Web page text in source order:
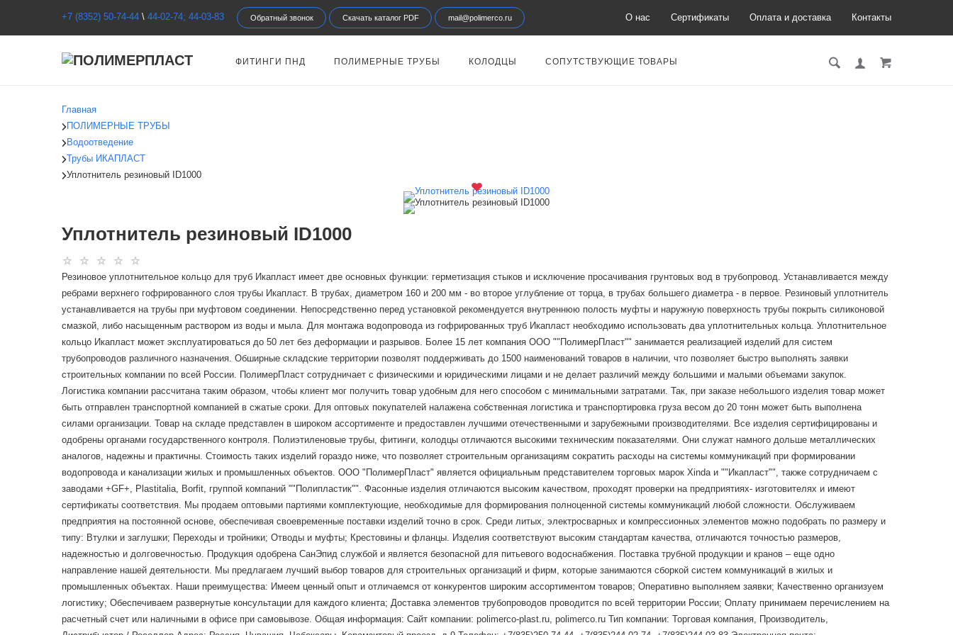
+7 (8352) 50-74-44 \ 44-02-74; 44-03-83 Обратный звонок Скачать каталог PDF mail@polimerco.ru О нас Сертификаты Оплата и доставка Контакты
ФИТИНГИ ПНД ПОЛИМЕРНЫЕ ТРУБЫ КОЛОДЦЫ СОПУТСТВУЮЩИЕ ТОВАРЫ
Главная
ПОЛИМЕРНЫЕ ТРУБЫ
Водоотведение
Трубы ИКАПЛАСТ
Уплотнитель резиновый ID1000
Уплотнитель резиновый ID1000
Резиновое уплотнительное кольцо для труб Икапласт имеет две основных функции: герметизация стыков и исключение просачивания грунтовых вод в трубопровод. Устанавливается между
ребрами верхнего гофрированного слоя трубы Икапласт. В трубах, диаметром 160 и 200 мм - во второе углубление от торца, в трубах большего диаметра - в первое. Резиновый уплотнитель
устанавливается на трубы при муфтовом соединении. Непосредственно перед установкой рекомендуется внутреннюю полость муфты и наружную поверхность трубы покрыть силиконовой
смазкой, либо насыщенным раствором из воды и мыла. Для монтажа водопровода из гофрированных труб Икапласт необходимо использовать два уплотнительных кольца. Уплотнительное
кольцо Икапласт может эксплуатироваться до 50 лет без деформации и разрывов. Более 15 лет компания ООО ""ПолимерПласт"" занимается реализацией изделий для систем
трубопроводов различного назначения. Обширные складские территории позволят поддерживать до 1500 наименований товаров в наличии, что позволяет быстро выполнять заявки
строительных компании по всей России. ПолимерПласт сотрудничает с физическими и юридическими лицами и не делает различий между большими и малыми объемами закупок.
Логистика компании рассчитана таким образом, чтобы клиент мог получить товар удобным для него способом с минимальными затратами. Так, при заказе небольшого изделия товар может
быть отправлен транспортной компанией в сжатые сроки. Для оптовых покупателей налажена собственная логистика и транспортировка груза весом до 20 тонн может быть выполнена
силами организации. Товар на складе представлен в широком ассортименте и предоставлен лучшими отечественными и зарубежными производителями. Все изделия сертифицированы и
одобрены органами государственного контроля. Полиэтиленовые трубы, фитинги, колодцы отличаются высокими техническим показателями. Они служат намного дольше металлических
аналогов, надежны и практичны. Стоимость таких изделий гораздо ниже, что позволяет строительным организациям сократить расходы на системы коммуникаций при формировании
водопровода и канализации жилых и промышленных объектов. ООО "ПолимерПласт" является официальным представителем торговых марок Xinda и ""Икапласт"", также сотрудничаем с
заводами +GF+, Plastitalia, Borfit, группой компаний ""Полипластик"". Фасонные изделия отличаются высоким качеством, проходят проверки на предприятиях- изготовителях и имеют
сертификаты соответствия. Мы продаем оптовыми партиями комплектующие, необходимые для формирования полноценной системы коммуникаций любой сложности. Обслуживаем
предприятия на постоянной основе, обеспечивая своевременные поставки изделий точно в срок. Среди литых, электросварных и компрессионных элементов можно подобрать по размеру и
типу: Втулки и заглушки; Переходы и тройники; Отводы и муфты; Крестовины и фланцы. Изделия соответствуют высоким стандартам качества, отличаются точностью размеров,
надежностью и долговечностью. Продукция одобрена СанЭпид службой и является безопасной для питьевого водоснабжения. Поставка трубной продукции и кранов – еще одно
направление нашей деятельности. Мы предлагаем лучший выбор товаров для строительных организаций и фирм, которые занимаются сборкой систем коммуникаций в жилых и
промышленных объектах. Наши преимущества: Имеем ценный опыт и отличаемся от конкурентов широким ассортиментом товаров; Оперативно выполняем заявки; Качественно организуем
логистику; Обеспечиваем развернутые консультации для каждого клиента; Доставка элементов трубопроводов проводится по всей территории России; Оплату принимаем перечислением на
расчетный счет или наличными в офисе при самовывозе. Общая информация: Сайт компании: polimerco-plast.ru, polimerco.ru Тип компании: Торговая компания, Производитель,